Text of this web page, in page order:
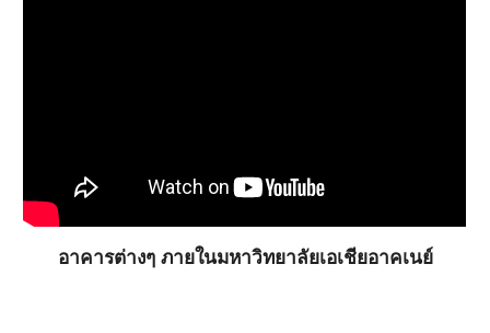
อาคารต่างๆ ภายในมหาวิทยาลัยเอเชียอาคเนย์